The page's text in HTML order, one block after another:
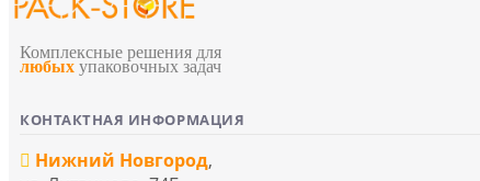
Комплексные решения для
любых упаковочных задач
КОНТАКТНАЯ ИНФОРМАЦИЯ
Нижний Новгород,